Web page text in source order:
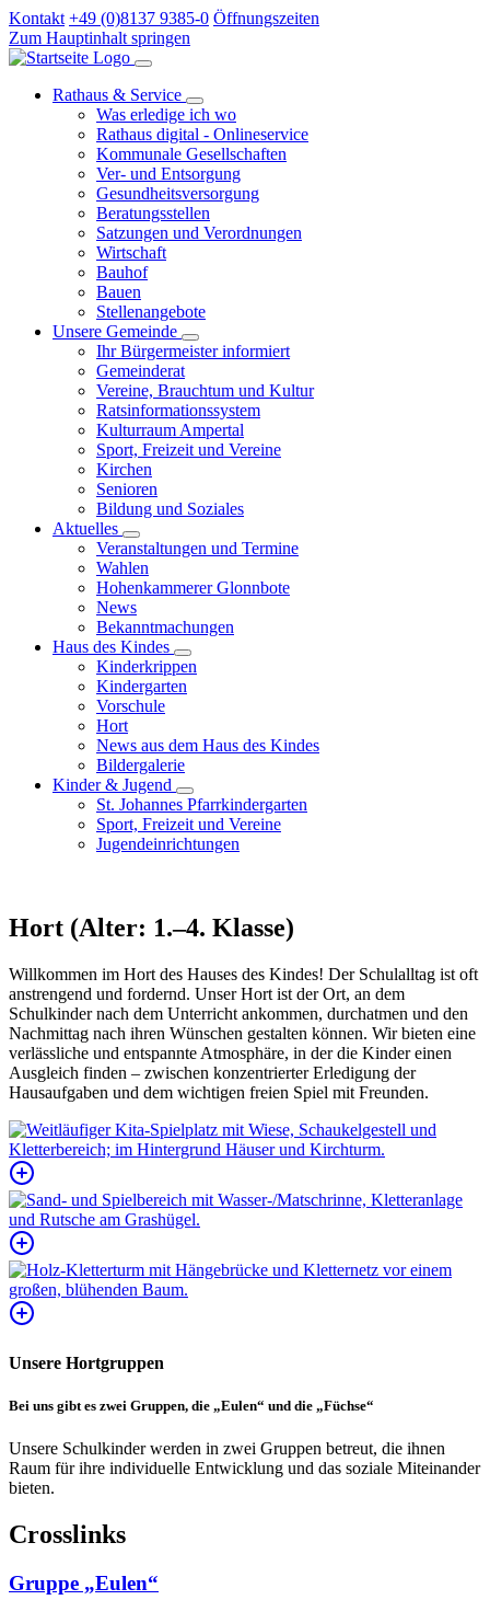
Kontakt +49 (0)8137 9385-0 Öffnungszeiten
Zum Hauptinhalt springen
Rathaus & Service
Was erledige ich wo
Rathaus digital - Onlineservice
Kommunale Gesellschaften
Ver- und Entsorgung
Gesundheitsversorgung
Beratungsstellen
Satzungen und Verordnungen
Wirtschaft
Bauhof
Bauen
Stellenangebote
Unsere Gemeinde
Ihr Bürgermeister informiert
Gemeinderat
Vereine, Brauchtum und Kultur
Ratsinformationssystem
Kulturraum Ampertal
Sport, Freizeit und Vereine
Kirchen
Senioren
Bildung und Soziales
Aktuelles
Veranstaltungen und Termine
Wahlen
Hohenkammerer Glonnbote
News
Bekanntmachungen
Haus des Kindes
Kinderkrippen
Kindergarten
Vorschule
Hort
News aus dem Haus des Kindes
Bildergalerie
Kinder & Jugend
St. Johannes Pfarrkindergarten
Sport, Freizeit und Vereine
Jugendeinrichtungen
Hort (Alter: 1.–4. Klasse)
Willkommen im Hort des Hauses des Kindes! Der Schulalltag ist oft
anstrengend und fordernd. Unser Hort ist der Ort, an dem
Schulkinder nach dem Unterricht ankommen, durchatmen und den
Nachmittag nach ihren Wünschen gestalten können. Wir bieten eine
verlässliche und entspannte Atmosphäre, in der die Kinder einen
Ausgleich finden – zwischen konzentrierter Erledigung der
Hausaufgaben und dem wichtigen freien Spiel mit Freunden.
Unsere Hortgruppen
Bei uns gibt es zwei Gruppen, die „Eulen“ und die „Füchse“
Unsere Schulkinder werden in zwei Gruppen betreut, die ihnen
Raum für ihre individuelle Entwicklung und das soziale Miteinander
bieten.
Crosslinks
Gruppe „Eulen“